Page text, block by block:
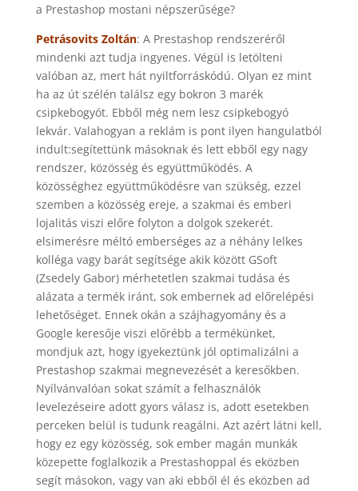
a Prestashop mostani népszerűsége?
Petrásovits Zoltán: A Prestashop rendszeréről
mindenki azt tudja ingyenes. Végül is letölteni
valóban az, mert hát nyiltforráskódú. Olyan ez mint
ha az út szélén találsz egy bokron 3 marék
csipkebogyót. Ebből még nem lesz csipkebogyó
lekvár. Valahogyan a reklám is pont ilyen hangulatból
indult:segítettünk másoknak és lett ebből egy nagy
rendszer, közösség és együttműködés. A
közösséghez együttműködésre van szükség, ezzel
szemben a közösség ereje, a szakmai és emberi
lojalitás viszi előre folyton a dolgok szekerét.
elsimerésre méltó emberséges az a néhány lelkes
kolléga vagy barát segítsége akik között GSoft
(Zsedely Gabor) mérhetetlen szakmai tudása és
alázata a termék iránt, sok embernek ad előrelépési
lehetőséget. Ennek okán a szájhagyomány és a
Google keresője viszi előrébb a termékünket,
mondjuk azt, hogy igyekeztünk jól optimalizálni a
Prestashop szakmai megnevezését a keresőkben.
Nyílvánvalóan sokat számít a felhasználók
levelezéseire adott gyors válasz is, adott esetekben
perceken belül is tudunk reagálni. Azt azért látni kell,
hogy ez egy közösség, sok ember magán munkák
közepette foglalkozik a Prestashoppal és eközben
segít másokon, vagy van aki ebből él és eközben ad